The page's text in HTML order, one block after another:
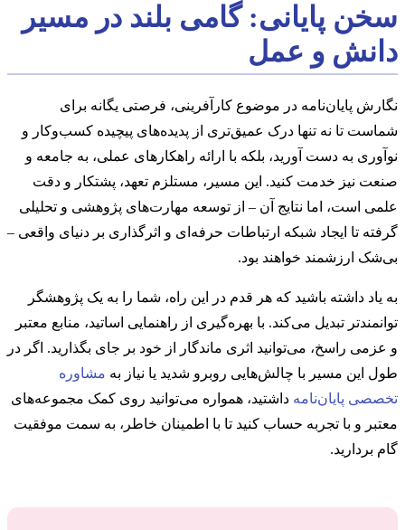
سخن پایانی: گامی بلند در مسیر
دانش و عمل
نگارش پایان‌نامه در موضوع کارآفرینی، فرصتی یگانه برای
شماست تا نه تنها درک عمیق‌تری از پدیده‌های پیچیده کسب‌وکار و
نوآوری به دست آورید، بلکه با ارائه راهکارهای عملی، به جامعه و
صنعت نیز خدمت کنید. این مسیر، مستلزم تعهد، پشتکار و دقت
علمی است، اما نتایج آن – از توسعه مهارت‌های پژوهشی و تحلیلی
گرفته تا ایجاد شبکه ارتباطات حرفه‌ای و اثرگذاری بر دنیای واقعی –
بی‌شک ارزشمند خواهند بود.
به یاد داشته باشید که هر قدم در این راه، شما را به یک پژوهشگر
توانمندتر تبدیل می‌کند. با بهره‌گیری از راهنمایی اساتید، منابع معتبر
و عزمی راسخ، می‌توانید اثری ماندگار از خود بر جای بگذارید. اگر در
طول این مسیر با چالش‌هایی روبرو شدید یا نیاز به مشاوره
تخصصی پایان‌نامه داشتید، همواره می‌توانید روی کمک مجموعه‌های
معتبر و با تجربه حساب کنید تا با اطمینان خاطر، به سمت موفقیت
گام بردارید.